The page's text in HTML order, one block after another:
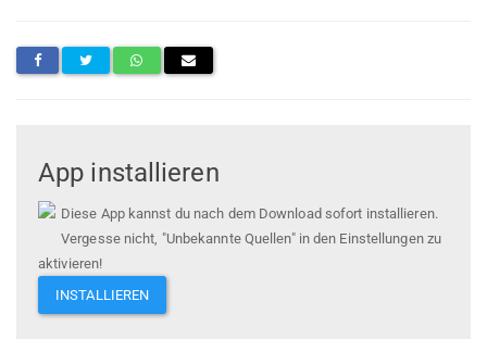
App installieren
Diese App kannst du nach dem Download sofort installieren.
Vergesse nicht, "Unbekannte Quellen" in den Einstellungen zu
aktivieren!
INSTALLIEREN